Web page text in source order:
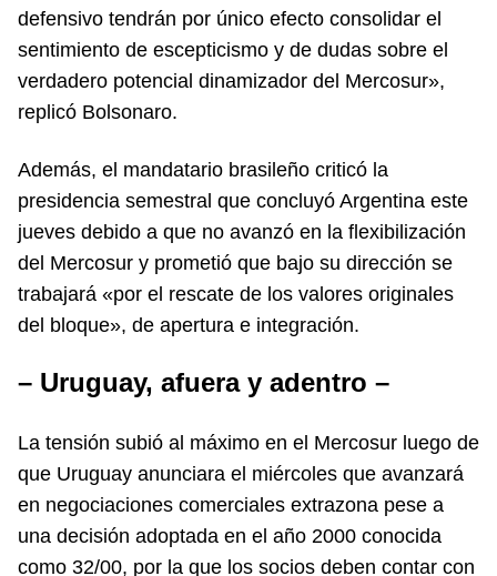
defensivo tendrán por único efecto consolidar el
sentimiento de escepticismo y de dudas sobre el
verdadero potencial dinamizador del Mercosur»,
replicó Bolsonaro.
Además, el mandatario brasileño criticó la
presidencia semestral que concluyó Argentina este
jueves debido a que no avanzó en la flexibilización
del Mercosur y prometió que bajo su dirección se
trabajará «por el rescate de los valores originales
del bloque», de apertura e integración.
– Uruguay, afuera y adentro –
La tensión subió al máximo en el Mercosur luego de
que Uruguay anunciara el miércoles que avanzará
en negociaciones comerciales extrazona pese a
una decisión adoptada en el año 2000 conocida
como 32/00, por la que los socios deben contar con